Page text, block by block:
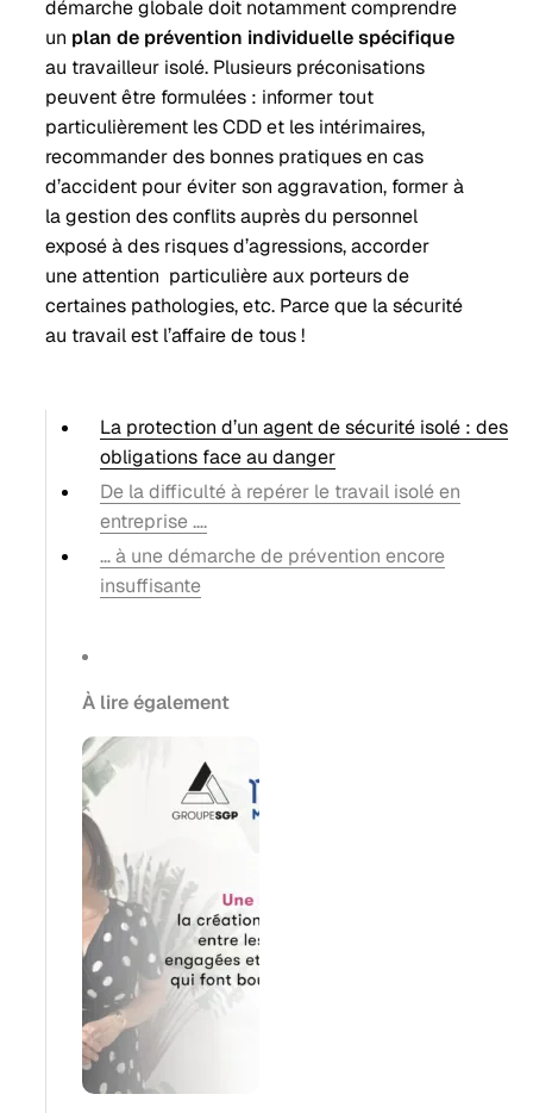
démarche globale doit notamment comprendre
un plan de prévention individuelle spécifique
au travailleur isolé. Plusieurs préconisations
peuvent être formulées : informer tout
particulièrement les CDD et les intérimaires,
recommander des bonnes pratiques en cas
d’accident pour éviter son aggravation, former à
la gestion des conflits auprès du personnel
exposé à des risques d’agressions, accorder
une attention particulière aux porteurs de
certaines pathologies, etc. Parce que la sécurité
au travail est l’affaire de tous !
La protection d’un agent de sécurité isolé : des
obligations face au danger
De la difficulté à repérer le travail isolé en
entreprise ….
… à une démarche de prévention encore
insuffisante
À lire également